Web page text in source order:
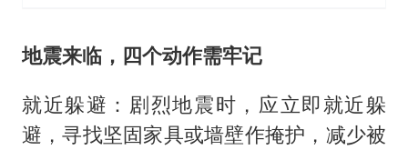
地震来临，四个动作需牢记
就近躲避：剧烈地震时，应立即就近躲
避，寻找坚固家具或墙壁作掩护，减少被